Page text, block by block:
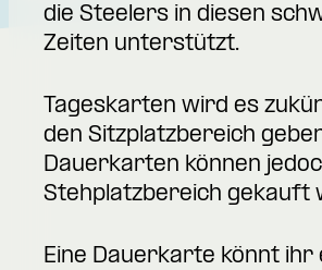
die Steelers in diesen
Zeiten unterstützt.
Tageskarten wird es
den Sitzplatzbereich
Dauerkarten können
Stehplatzbereich gekauft
Eine Dauerkarte könnt ihr